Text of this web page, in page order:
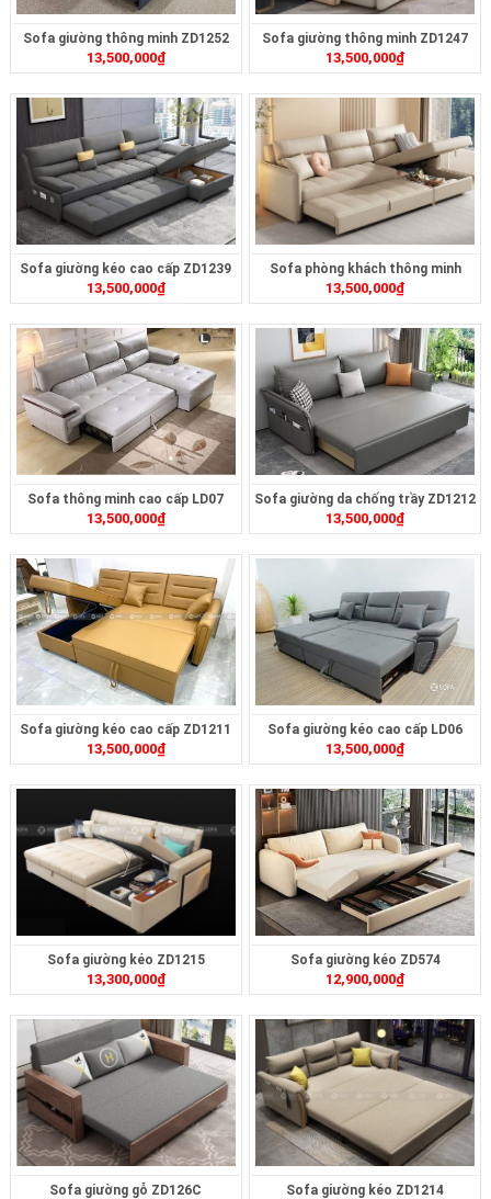
Sofa giường thông minh ZD1252
13,500,000₫
Sofa giường thông minh ZD1247
13,500,000₫
Sofa giường kéo cao cấp ZD1239
13,500,000₫
Sofa phòng khách thông minh
ZD1216
13,500,000₫
Sofa thông minh cao cấp LD07
13,500,000₫
Sofa giường da chống trầy ZD1212
13,500,000₫
Sofa giường kéo cao cấp ZD1211
13,500,000₫
Sofa giường kéo cao cấp LD06
13,500,000₫
Sofa giường kéo ZD1215
13,300,000₫
Sofa giường kéo ZD574
12,900,000₫
Sofa giường gỗ ZD126C Sofa giường kéo ZD1214